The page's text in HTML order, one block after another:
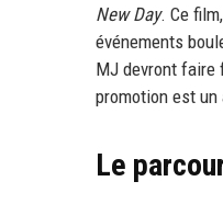
New Day. Ce
événements
MJ devront faire
promotion est
Le